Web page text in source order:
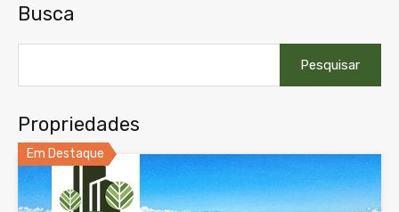
Busca
por:
Propriedades
Em Destaque